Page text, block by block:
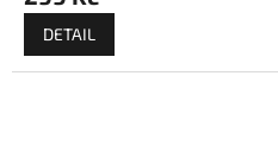
DETAIL